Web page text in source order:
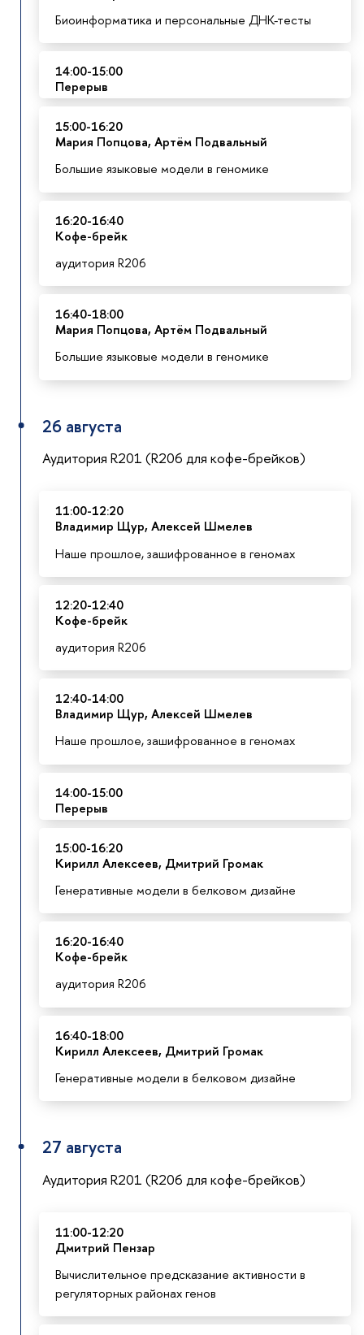
Биоинформатика и персональные ДНК-тесты
14:00-15:00
Перерыв
15:00-16:20
Мария Попцова, Артём Подвальный
Большие языковые модели в геномике
16:20-16:40
Кофе-брейк
аудитория R206
16:40-18:00
Мария Попцова, Артём Подвальный
Большие языковые модели в геномике
26 августа
Аудитория R201 (R206 для кофе-брейков)
11:00-12:20
Владимир Щур, Алексей Шмелев
Наше прошлое, зашифрованное в геномах
12:20-12:40
Кофе-брейк
аудитория R206
12:40-14:00
Владимир Щур, Алексей Шмелев
Наше прошлое, зашифрованное в геномах
14:00-15:00
Перерыв
15:00-16:20
Кирилл Алексеев, Дмитрий Громак
Генеративные модели в белковом дизайне
16:20-16:40
Кофе-брейк
аудитория R206
16:40-18:00
Кирилл Алексеев, Дмитрий Громак
Генеративные модели в белковом дизайне
27 августа
Аудитория R201 (R206 для кофе-брейков)
11:00-12:20
Дмитрий Пензар
Вычислительное предсказание активности в
регуляторных районах генов